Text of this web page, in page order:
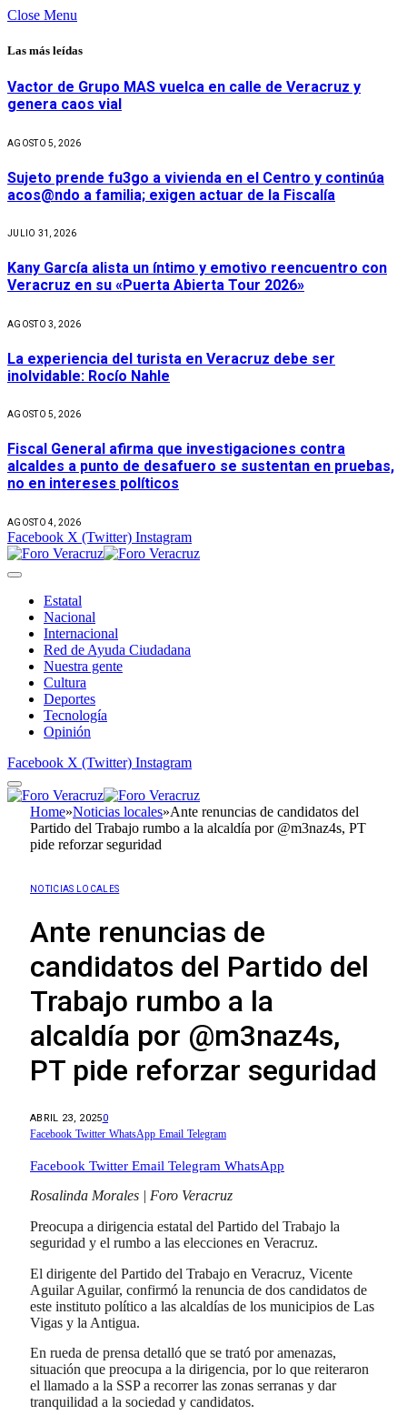
Close Menu
Las más leídas
Vactor de Grupo MAS vuelca en calle de Veracruz y
genera caos vial
AGOSTO 5, 2026
Sujeto prende fu3go a vivienda en el Centro y continúa
acos@ndo a familia; exigen actuar de la Fiscalía
JULIO 31, 2026
Kany García alista un íntimo y emotivo reencuentro con
Veracruz en su «Puerta Abierta Tour 2026»
AGOSTO 3, 2026
La experiencia del turista en Veracruz debe ser
inolvidable: Rocío Nahle
AGOSTO 5, 2026
Fiscal General afirma que investigaciones contra
alcaldes a punto de desafuero se sustentan en pruebas,
no en intereses políticos
AGOSTO 4, 2026
Facebook X (Twitter) Instagram
Estatal
Nacional
Internacional
Red de Ayuda Ciudadana
Nuestra gente
Cultura
Deportes
Tecnología
Opinión
Facebook X (Twitter) Instagram
Home»Noticias locales»Ante renuncias de candidatos del
Partido del Trabajo rumbo a la alcaldía por @m3naz4s, PT
pide reforzar seguridad
NOTICIAS LOCALES
Ante renuncias de
candidatos del Partido del
Trabajo rumbo a la
alcaldía por @m3naz4s,
PT pide reforzar seguridad
ABRIL 23, 20250
Facebook Twitter WhatsApp Email Telegram
Facebook Twitter Email Telegram WhatsApp
Rosalinda Morales | Foro Veracruz
Preocupa a dirigencia estatal del Partido del Trabajo la
seguridad y el rumbo a las elecciones en Veracruz.
El dirigente del Partido del Trabajo en Veracruz, Vicente
Aguilar Aguilar, confirmó la renuncia de dos candidatos de
este instituto político a las alcaldías de los municipios de Las
Vigas y la Antigua.
En rueda de prensa detalló que se trató por amenazas,
situación que preocupa a la dirigencia, por lo que reiteraron
el llamado a la SSP a recorrer las zonas serranas y dar
tranquilidad a la sociedad y candidatos.